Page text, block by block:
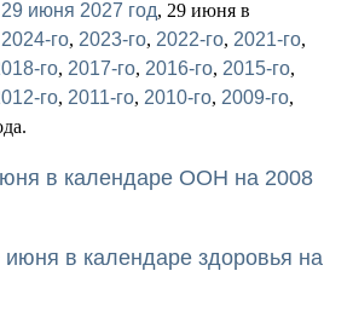
29 июня 2027 год, 29 июня в
2024-го, 2023-го, 2022-го, 2021-го,
го, 2017-го, 2016-го, 2015-го,
го, 2011-го, 2010-го, 2009-го,
в календаре ООН на 2008
июня в календаре здоровья на